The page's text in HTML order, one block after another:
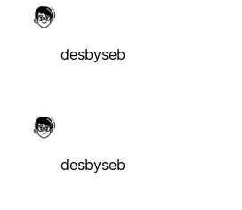
desbyseb
desbyseb